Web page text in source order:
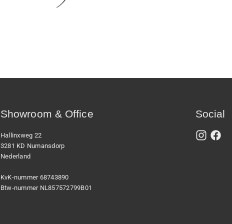
Showroom & Office
Hallinxweg 22
3281 KD Numansdorp
Nederland
KvK-nummer 68743890
Btw-nummer NL857572799B01
Social